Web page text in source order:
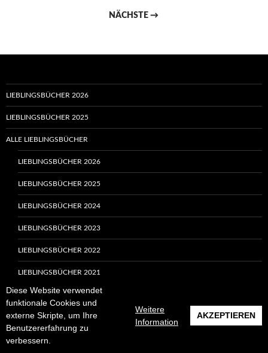
Diese Website verwendet
funktionale Cookies und
externe Skripte, um Ihre
Benutzererfahrung zu
verbessern.
Weitere
Information
AKZEPTIEREN
NÄCHSTE →
LIEBLINGSBÜCHER 2026
LIEBLINGSBÜCHER 2025
ALLE LIEBLINGSBÜCHER
LIEBLINGSBÜCHER 2026
LIEBLINGSBÜCHER 2025
LIEBLINGSBÜCHER 2024
LIEBLINGSBÜCHER 2023
LIEBLINGSBÜCHER 2022
LIEBLINGSBÜCHER 2021
LIEBLINGSBÜCHER 2020
LIEBLINGSBÜCHER 2019
LIEBLINGSBÜCHER 2018